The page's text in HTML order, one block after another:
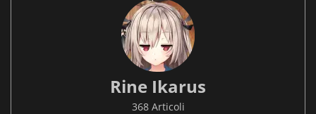
Rine Ikarus
368 Articoli